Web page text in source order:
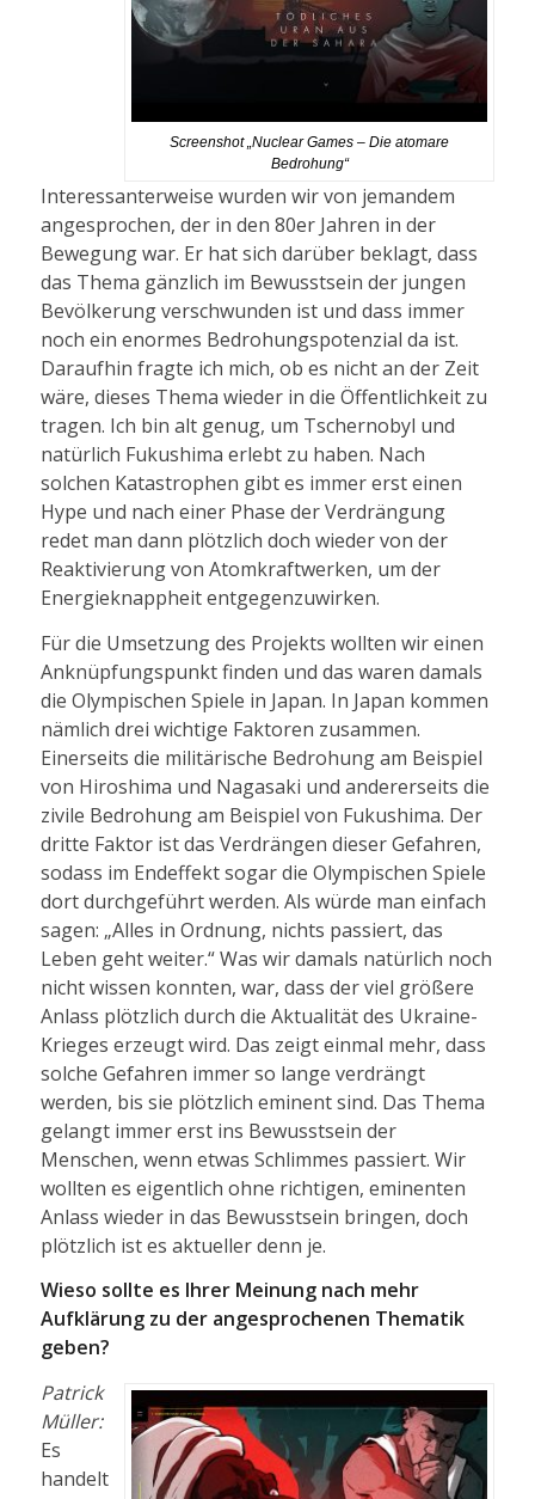
Screenshot „Nuclear Games – Die atomare
Bedrohung“
Interessanterweise wurden wir von jemandem
angesprochen, der in den 80er Jahren in der
Bewegung war. Er hat sich darüber beklagt, dass
das Thema gänzlich im Bewusstsein der jungen
Bevölkerung verschwunden ist und dass immer
noch ein enormes Bedrohungspotenzial da ist.
Daraufhin fragte ich mich, ob es nicht an der Zeit
wäre, dieses Thema wieder in die Öffentlichkeit zu
tragen. Ich bin alt genug, um Tschernobyl und
natürlich Fukushima erlebt zu haben. Nach
solchen Katastrophen gibt es immer erst einen
Hype und nach einer Phase der Verdrängung
redet man dann plötzlich doch wieder von der
Reaktivierung von Atomkraftwerken, um der
Energieknappheit entgegenzuwirken.
Für die Umsetzung des Projekts wollten wir einen
Anknüpfungspunkt finden und das waren damals
die Olympischen Spiele in Japan. In Japan kommen
nämlich drei wichtige Faktoren zusammen.
Einerseits die militärische Bedrohung am Beispiel
von Hiroshima und Nagasaki und andererseits die
zivile Bedrohung am Beispiel von Fukushima. Der
dritte Faktor ist das Verdrängen dieser Gefahren,
sodass im Endeffekt sogar die Olympischen Spiele
dort durchgeführt werden. Als würde man einfach
sagen: „Alles in Ordnung, nichts passiert, das
Leben geht weiter.“ Was wir damals natürlich noch
nicht wissen konnten, war, dass der viel größere
Anlass plötzlich durch die Aktualität des Ukraine-
Krieges erzeugt wird. Das zeigt einmal mehr, dass
solche Gefahren immer so lange verdrängt
werden, bis sie plötzlich eminent sind. Das Thema
gelangt immer erst ins Bewusstsein der
Menschen, wenn etwas Schlimmes passiert. Wir
wollten es eigentlich ohne richtigen, eminenten
Anlass wieder in das Bewusstsein bringen, doch
plötzlich ist es aktueller denn je.
Wieso sollte es Ihrer Meinung nach mehr
Aufklärung zu der angesprochenen Thematik
geben?
Patrick
Müller:
Es
handelt